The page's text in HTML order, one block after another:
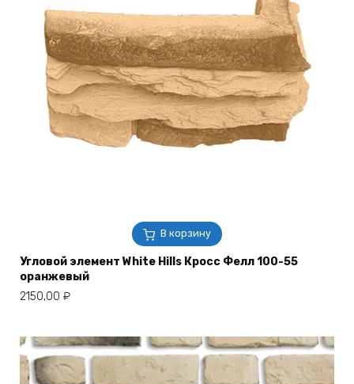
В корзину
Угловой элемент White Hills Кросс Фелл 100-55
оранжевый
2150,00 ₽